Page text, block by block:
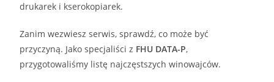
drukarek i kserokopiarek.
Zanim wezwiesz serwis, sprawdź, co może być
przyczyną. Jako specjaliści z FHU DATA-P,
przygotowaliśmy listę najczęstszych winowajców.